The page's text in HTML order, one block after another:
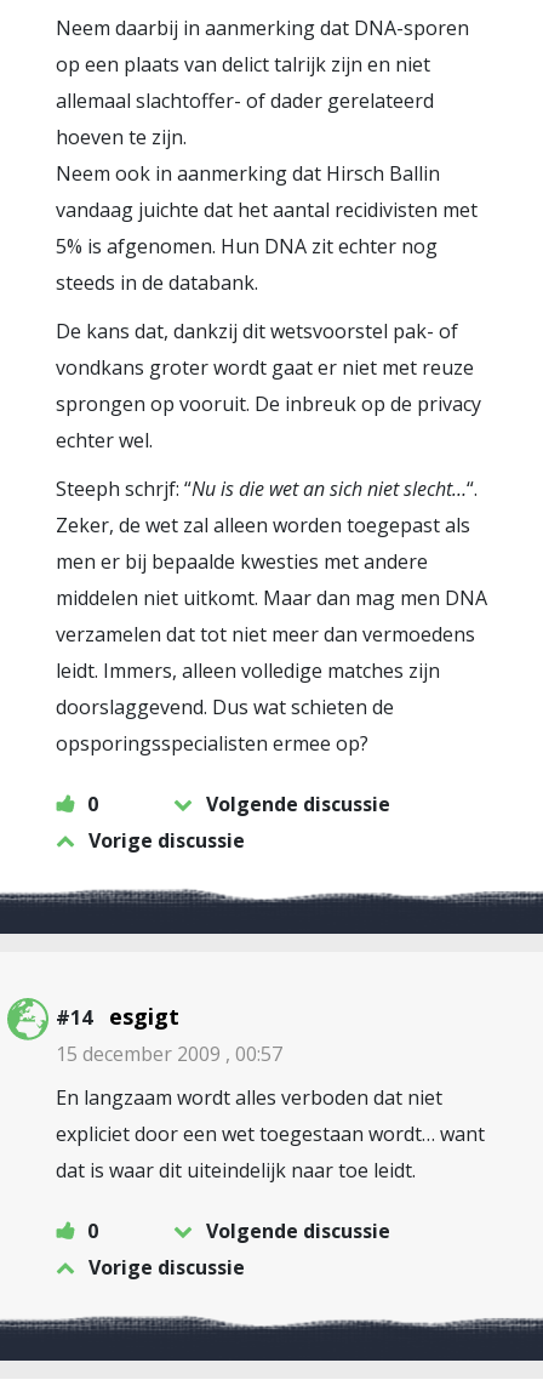
Neem daarbij in aanmerking dat DNA-sporen
op een plaats van delict talrijk zijn en niet
allemaal slachtoffer- of dader gerelateerd
hoeven te zijn.
Neem ook in aanmerking dat Hirsch Ballin
vandaag juichte dat het aantal recidivisten met
5% is afgenomen. Hun DNA zit echter nog
steeds in de databank.
De kans dat, dankzij dit wetsvoorstel pak- of
vondkans groter wordt gaat er niet met reuze
sprongen op vooruit. De inbreuk op de privacy
echter wel.
Steeph schrjf: “Nu is die wet an sich niet slecht…“.
Zeker, de wet zal alleen worden toegepast als
men er bij bepaalde kwesties met andere
middelen niet uitkomt. Maar dan mag men DNA
verzamelen dat tot niet meer dan vermoedens
leidt. Immers, alleen volledige matches zijn
doorslaggevend. Dus wat schieten de
opsporingsspecialisten ermee op?
0
Volgende discussie
Vorige discussie
#14 esgigt
15 december 2009 , 00:57
En langzaam wordt alles verboden dat niet
expliciet door een wet toegestaan wordt… want
dat is waar dit uiteindelijk naar toe leidt.
0
Volgende discussie
Vorige discussie